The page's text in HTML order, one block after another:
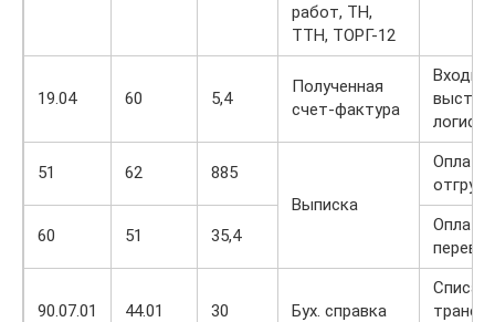
работ, ТН,
ТТН, ТОРГ-12
19.04 60 5,4
Полученная
счет-фактура
51 62
885
Выписка
Оплата,
60 51 35,4
Оплата,
90.07.01 44.01 30 Бух. справка